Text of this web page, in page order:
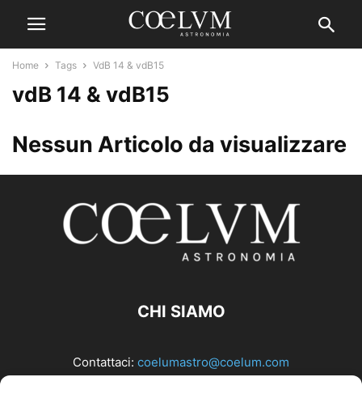
Home Tags VdB 14 & vdB15
vdB 14 & vdB15
Nessun Articolo da visualizzare
CHI SIAMO
Contattaci: coelumastro@coelum.com